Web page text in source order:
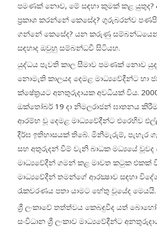
පමණක් නොව, මේ සඳහා කුමක් කළ යුතුද?
ප්‍රකාශ කරන්නේ කෙසේද? ගුරුබරන්ව
ගන්නේ කෙසේද? යන කරුණු
සඳහාද ඔවුහු සම්බන්ධවී සිටියහ.
යුද්ධය පැවති කාල සීමාව පමණක් නොව
නොමැති කාලයද දෙමළ මාධ්‍යවේදීන්ට හා
ක්ෂේත්‍රයට අනතුරුදායක අවධියක් විය.
ඔක්තෝබර් 19 දා නිමලරාජන් ඝාතනය
ආරම්භ වූ දෙමළ මාධ්‍යවේදීන්ට එරෙහිව
දීර්ඝ ඉතිහාසයක් තිබේ. මිනීමැරුම්, පැහැර
සහ අතුරුදන් වීම් වැනි බාධක මධ්‍යයේ වූවද
මාධ්‍යවේදීන් ගමන් කළ මාවත කටුක එකක්
මාධ්‍යවේදීන් තමන්ගේ ආරක්‍ෂාව සඳහා
රැකවරණය පතා යාමට හේතු වූයේද මෙයයි.
ශ්‍රී ලංකාවේ තත්ත්වය කෙබඳුවීද යත්
සංවිධාන ශ්‍රී ලංකාව මාධ්‍යවේදීන්ට